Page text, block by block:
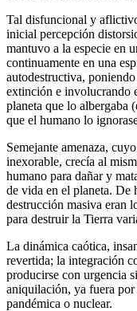
Tal disfuncional y
inicial percepción
mantuvo a la especie en
continuamente en una
autodestructiva,
extinción e involucrando
planeta que lo albergaba
que el humano lo
Semejante amenaza,
inexorable, crecía al
humano para dañar y
de vida en el planeta. De
destrucción masiva eran
para destruir la Tierra
La dinámica caótica,
revertida; la integración
producirse con urgencia
aniquilación, ya fuera
pandémica o nuclear.